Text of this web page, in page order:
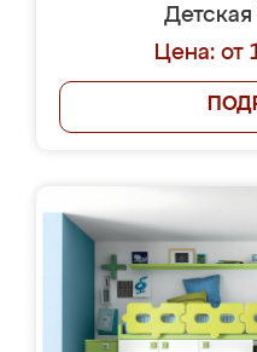
Цена: от